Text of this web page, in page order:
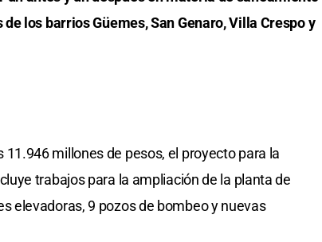
los barrios Güemes, San Genaro, Villa Crespo y
millones de pesos, el proyecto para la
trabajos para la ampliación de la planta de
elevadoras, 9 pozos de bombeo y nuevas